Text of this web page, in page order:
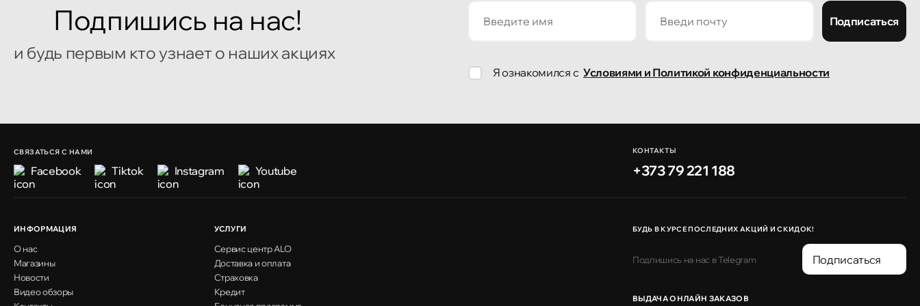
Подпишись на нас!
и будь первым кто узнает о наших акциях
Подписаться
Я ознакомился с Условиями и Политикой конфиденциальности
СВЯЗАТЬСЯ С НАМИ
Facebook Tiktok Instagram Youtube
КОНТАКТЫ
+373 79 221 188
ИНФОРМАЦИЯ
О нас
Магазины
Новости
Видео обзоры
УСЛУГИ
Сервис центр ALO
Доставка и оплата
Страховка
Кредит
БУДЬ В КУРСЕ ПОСЛЕДНИХ АКЦИЙ И СКИДОК!
Подпишись на нас в Telegram Подписаться
ВЫДАЧА ОНЛАЙН ЗАКАЗОВ